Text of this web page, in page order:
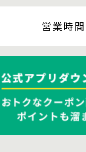
営業時間